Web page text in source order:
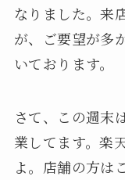
なりました。来
が、ご要望が多
いております。
さて、この週末
業してます。楽
よ。店舗の方は